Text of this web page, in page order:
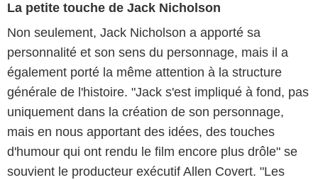
La petite touche de Jack Nicholson
Non seulement, Jack Nicholson a apporté sa
personnalité et son sens du personnage, mais il a
également porté la même attention à la structure
générale de l'histoire. "Jack s'est impliqué à fond, pas
uniquement dans la création de son personnage,
mais en nous apportant des idées, des touches
d'humour qui ont rendu le film encore plus drôle" se
souvient le producteur exécutif Allen Covert. "Les